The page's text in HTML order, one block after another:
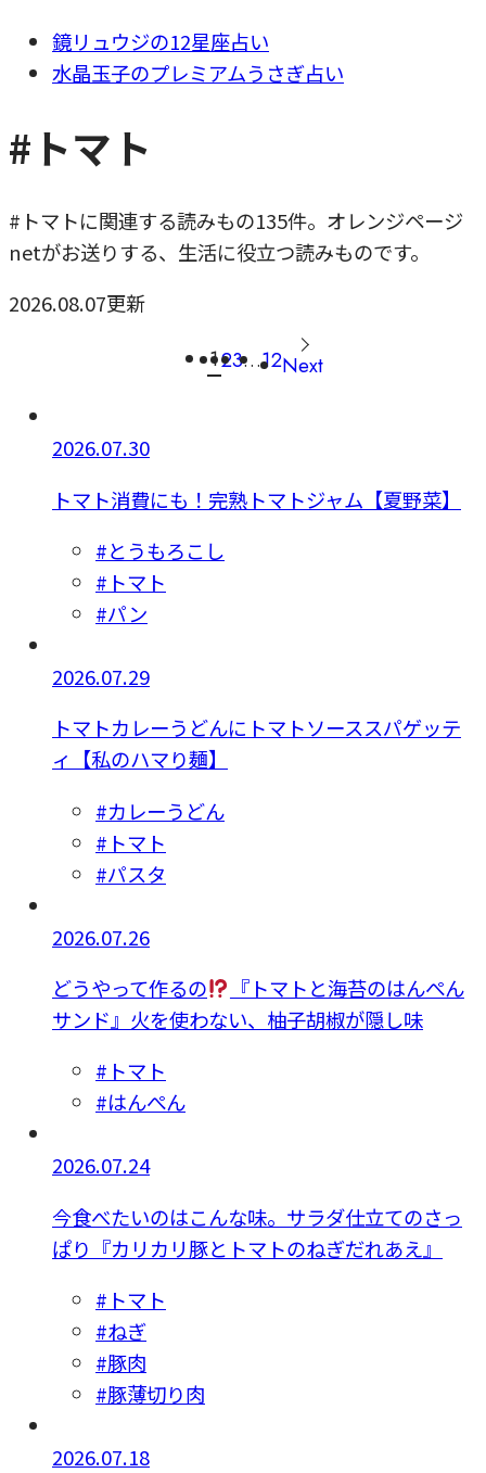
鏡リュウジの12星座占い
水晶玉子のプレミアムうさぎ占い
#トマト
#トマトに関連する読みもの135件。オレンジページ
netがお送りする、生活に役立つ読みものです。
2026.08.07更新
123…12Next
2026.07.30
トマト消費にも！完熟トマトジャム【夏野菜】
#とうもろこし
#トマト
#パン
2026.07.29
トマトカレーうどんにトマトソーススパゲッテ
ィ【私のハマり麺】
#カレーうどん
#トマト
#パスタ
2026.07.26
どうやって作るの
『トマトと海苔のはんぺん
サンド』火を使わない、柚子胡椒が隠し味
#トマト
#はんぺん
2026.07.24
今食べたいのはこんな味。サラダ仕立てのさっ
ぱり『カリカリ豚とトマトのねぎだれあえ』
#トマト
#ねぎ
#豚肉
#豚薄切り肉
2026.07.18